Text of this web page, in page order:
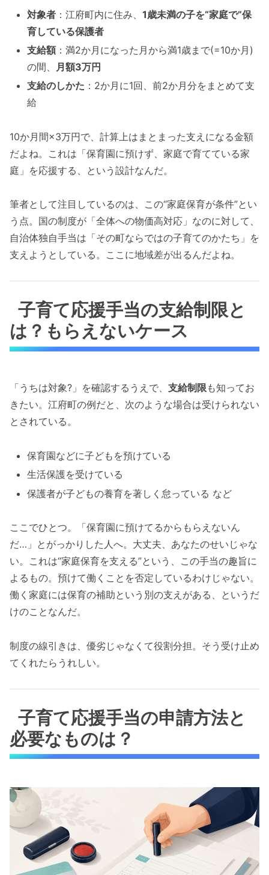
対象者 ：江府町内に住み、1歳未満の子を“家庭で”保
育している保護者
支給額：満2か月になった月から満1歳まで(=10か月)
の間、
月額3万円
支給のしかた ：2か月に1回、前2か月分をまとめて支
給
10か月間×3万円で、計算上はまとまった支えになる金額
だよね。これは「保育園に預けず、家庭で育てている家
庭」を応援する、という設計なんだ。
筆者として注目しているのは、この“家庭保育が条件”とい
う点。国の制度が「全体への物価高対応」なのに対して、
自治体独自手当は「その町ならではの子育てのかたち」を
支えようとしている。ここに地域差が出るんだよね。
子育て応援手当の支給制限と
は？もらえないケース
「うちは対象?」を確認するうえで、 支給制限も知ってお
きたい。江府町の例だと、次のような場合は受けられない
とされている。
保育園などに子どもを預けている
生活保護を受けている
保護者が子どもの養育を著しく怠っている など
ここでひとつ。「保育園に預けてるからもらえないん
だ…」とがっかりした人へ。大丈夫、あなたのせいじゃな
い。これは“家庭保育を支える”という、この手当の趣旨に
よるもの。預けて働くことを否定しているわけじゃない。
働く家庭には保育の補助という別の支えがある、というだ
けのことなんだ。
制度の線引きは、優劣じゃなくて役割分担。そう受け止め
てくれたらうれしい。
子育て応援手当の申請方法と
必要なものは？